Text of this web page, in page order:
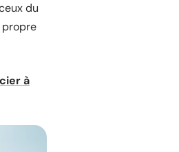
du
propre
à